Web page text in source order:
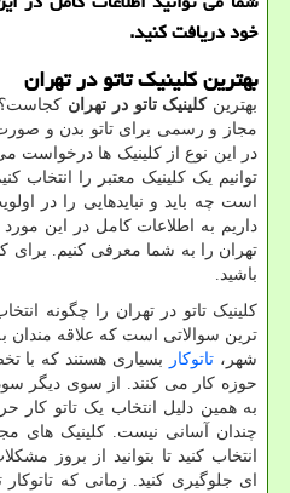
خود دریافت کنید.
بهترین کلینیک تاتو در تهران
بهترینکلینیک تاتو در تهران کجاست؟
مجاز و رسمی برای تاتو بدن و صورت
در این نوع از کلینیک ها
توانیم یک کلینیک معتبر را انتخاب
است چه باید و نبایدهایی را در
داریم به اطلاعات کامل در این مورد
تهران را به شما معرفی کنیم. برای
باشید.
کلینیک تاتو در تهران را چگونه
ترین سوالاتی است که علاقه مندان
شهر، تاتوکار
بسیاری هستند که با
حوزه کار می کنند. از سوی دیگر
به همین دلیل انتخاب یک تاتو کار
چندان آسانی نیست. کلینیک های
انتخاب کنید تا بتوانید از بروز
ای جلوگیری کنید. زمانی که